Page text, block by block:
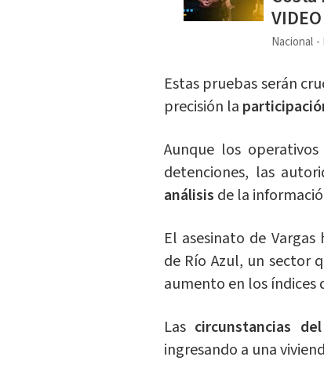
VIDEO
Nacional
Estas pruebas serán
precisión la
Aunque los
detenciones, las
análisis de la
El asesinato de Vargas
de Río Azul, un sector
aumento en los índices
Las circunstancias
ingresando a una